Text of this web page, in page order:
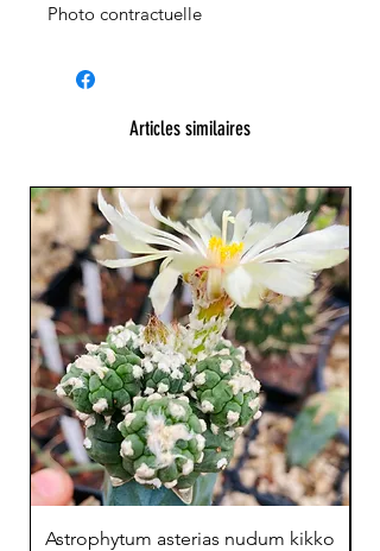
Photo contractuelle
Articles similaires
Astrophytum asterias nudum kikko